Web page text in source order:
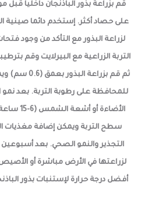
على حصاد أكثر. إستخدم دائما صينية
لزراعة البذور مع التأكد من وجود
التربة الزراعية مع البيرلايت وقم
ثم قم
للمحافظة على رطوبة التربة. بعد
الأضاءة
سطح التربة ويمكن إضافة مغذيات
التجذير والنمو الصحي. بعد
لزراعتها في الأرض مباشرة أو
أفضل درجة حرارة لإستنبات بذور الباذنجان هي من